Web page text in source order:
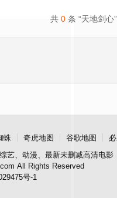
共 0 条 “天地剑心
蛛 奇虎地图 谷歌地图
艺、动漫、最新未删减高清电影
All Rights Reserved
号-1